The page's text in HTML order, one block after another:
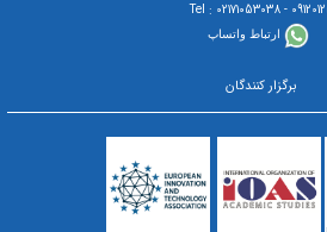
09120125011 - Tel :
ارتباط واتساپ
برگزار کنندگان